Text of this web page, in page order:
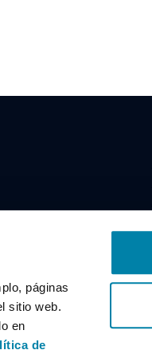
páginas
sitio web.
en
de